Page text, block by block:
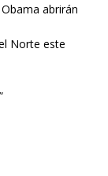
abrirán
Norte este